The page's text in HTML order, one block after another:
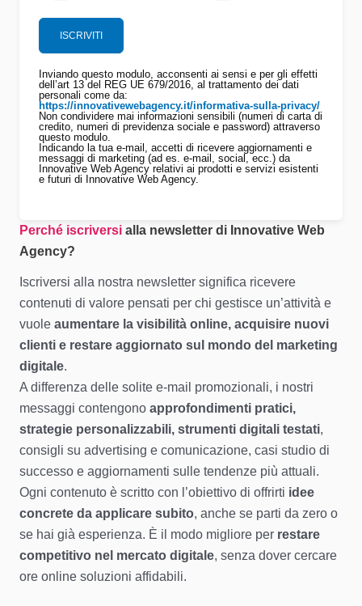
Inviando questo modulo, acconsenti ai sensi e per gli effetti
dell’art 13 del REG UE 679/2016, al trattamento dei dati
personali come da:
https://innovativewebagency.it/informativa-sulla-privacy/
Non condividere mai informazioni sensibili (numeri di carta di
credito, numeri di previdenza sociale e password) attraverso
questo modulo.
Indicando la tua e-mail, accetti di ricevere aggiornamenti e
messaggi di marketing (ad es. e-mail, social, ecc.) da
Innovative Web Agency relativi ai prodotti e servizi esistenti
e futuri di Innovative Web Agency.
Perché iscriversi alla newsletter di Innovative Web
Agency?
Iscriversi alla nostra newsletter significa ricevere
contenuti di valore pensati per chi gestisce un’attività e
vuole aumentare la visibilità online, acquisire nuovi
clienti e restare aggiornato sul mondo del marketing
digitale.
A differenza delle solite e-mail promozionali, i nostri
messaggi contengono approfondimenti pratici,
strategie personalizzabili, strumenti digitali testati,
consigli su advertising e comunicazione, casi studio di
successo e aggiornamenti sulle tendenze più attuali.
Ogni contenuto è scritto con l’obiettivo di offrirti idee
concrete da applicare subito, anche se parti da zero o
se hai già esperienza. È il modo migliore per restare
competitivo nel mercato digitale, senza dover cercare
ore online soluzioni affidabili.